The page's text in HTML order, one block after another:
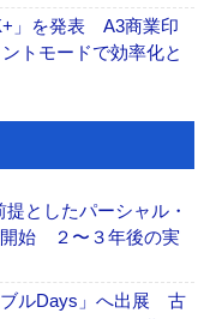
」を発表 A3商業印
トモードで効率化と
としたパーシャル・
開始 ２〜３年後の実
ルDays」へ出展 古